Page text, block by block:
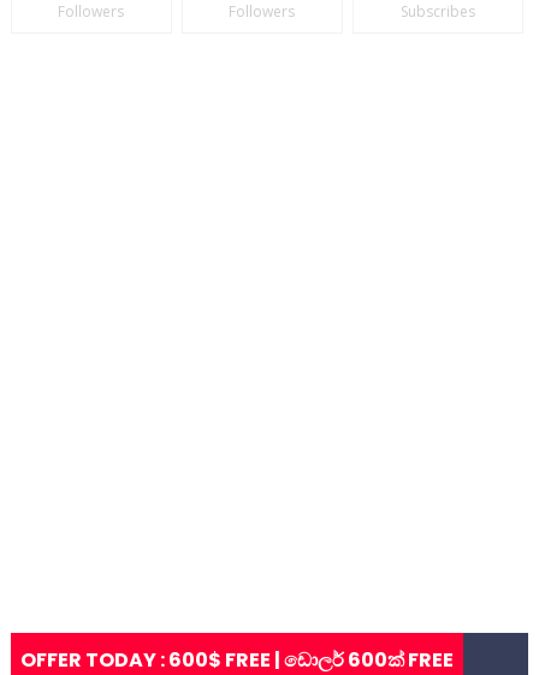
Followers Followers Subscribes
OFFER TODAY : 600$ FREE | ඩොලර් 600ක් FREE